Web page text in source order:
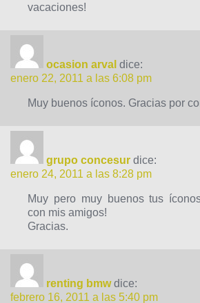
vacaciones!
ocasion arval dice:
enero 22, 2011 a las 6:08 pm
Muy buenos íconos. Gracias por
grupo concesur dice:
enero 24, 2011 a las 8:28 pm
Muy pero muy buenos tus
con mis amigos!
Gracias.
renting bmw dice:
febrero 16, 2011 a las 5:40 pm